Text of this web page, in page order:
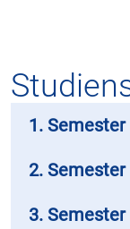
1. Semester
2. Semester
3. Semester